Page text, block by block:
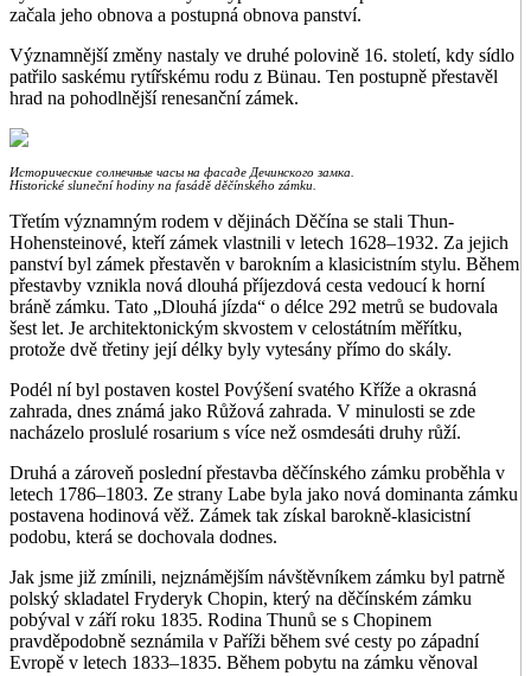
začala jeho obnova a postupná obnova panství.
Významnější změny nastaly ve druhé polovině 16. století, kdy sídlo
patřilo saskému rytířskému rodu z Bünau. Ten postupně přestavěl
hrad na pohodlnější renesanční zámek.
Исторические солнечные часы на фасаде Дечинского замка.
Historické sluneční hodiny na fasádě děčínského zámku.
Třetím významným rodem v dějinách Děčína se stali Thun-
Hohensteinové, kteří zámek vlastnili v letech 1628–1932. Za jejich
panství byl zámek přestavěn v barokním a klasicistním stylu. Během
přestavby vznikla nová dlouhá příjezdová cesta vedoucí k horní
bráně zámku. Tato „Dlouhá jízda“ o délce 292 metrů se budovala
šest let. Je architektonickým skvostem v celostátním měřítku,
protože dvě třetiny její délky byly vytesány přímo do skály.
Podél ní byl postaven kostel Povýšení svatého Kříže a okrasná
zahrada, dnes známá jako Růžová zahrada. V minulosti se zde
nacházelo proslulé rosarium s více než osmdesáti druhy růží.
Druhá a zároveň poslední přestavba děčínského zámku proběhla v
letech 1786–1803. Ze strany Labe byla jako nová dominanta zámku
postavena hodinová věž. Zámek tak získal barokně-klasicistní
podobu, která se dochovala dodnes.
Jak jsme již zmínili, nejznámějším návštěvníkem zámku byl patrně
polský skladatel Fryderyk Chopin, který na děčínském zámku
pobýval v září roku 1835. Rodina Thunů se s Chopinem
pravděpodobně seznámila v Paříži během své cesty po západní
Evropě v letech 1833–1835. Během pobytu na zámku věnoval